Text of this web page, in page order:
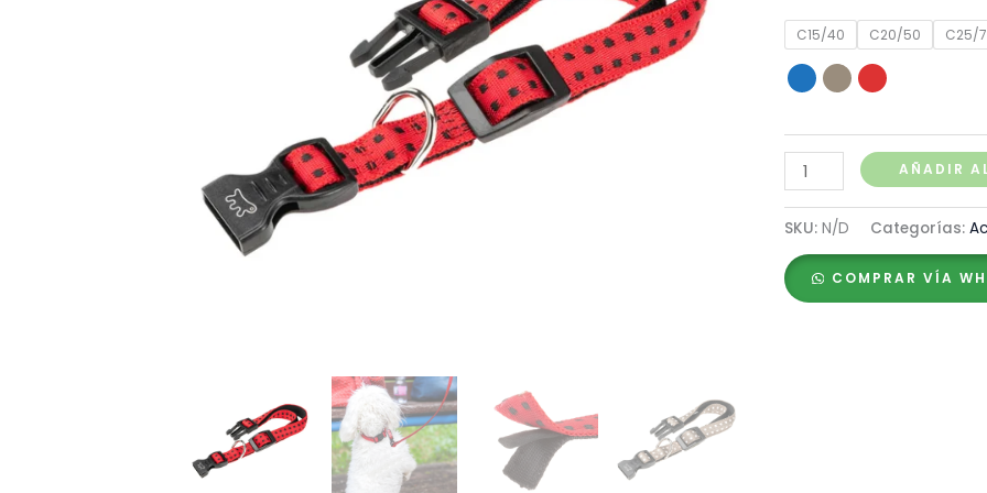
C15/40 C20/50 C25/
Ferplast
Collar
Cricket
cantidad
AÑADIR
SKU: N/D Categorías:
COMPRAR VÍA